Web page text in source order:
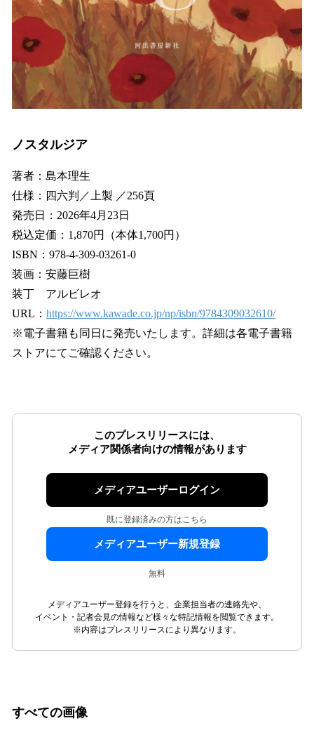
ノスタルジア
著者：島本理生
仕様：四六判／上製 ／256頁
発売日：2026年4月23日
税込定価：1,870円（本体1,700円）
ISBN：978-4-309-03261-0
装画：安藤巨樹
装丁 アルビレオ
URL： https://www.kawade.co.jp/np/isbn/9784309032610/
※電子書籍も同日に発売いたします。詳細は各電子書籍
ストアにてご確認ください。
このプレスリリースには、
メディア関係者向けの情報があります
メディアユーザーログイン
既に登録済みの方はこちら
メディアユーザー新規登録
無料
メディアユーザー登録を行うと、企業担当者の連絡先や、
イベント・記者会見の情報など様々な特記情報を閲覧できます。
※内容はプレスリリースにより異なります。
すべての画像